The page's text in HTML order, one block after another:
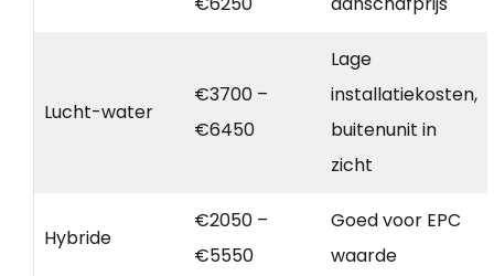
Lucht-water
€3700 –
€6450
Lage
installatiekosten,
buitenunit in
zicht
Hybride
€2050 –
€5550
Goed voor EPC
waarde